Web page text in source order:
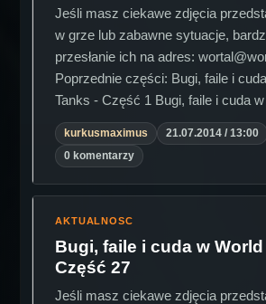
Jeśli masz ciekawe zdjęcia
w grze lub zabawne sytuacje,
przesłanie ich na adres:
Poprzednie części: Bugi, faile i
Tanks - Część 1 Bugi, faile i cuda
kurkusmaximus 21.07.2014 / 13:00
0 komentarzy
AKTUALNOSC
Bugi, faile i cuda w
Część 27
Jeśli masz ciekawe zdjęcia